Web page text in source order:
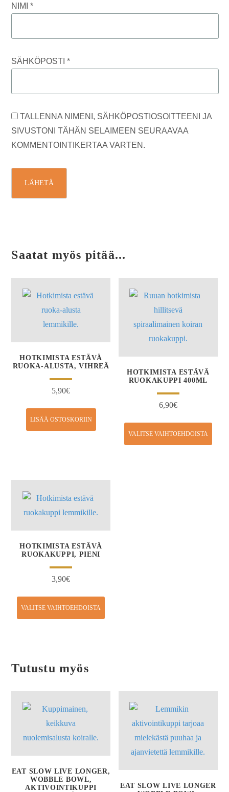
NIMI*
SÄHKÖPOSTI*
TALLENNA NIMENI, SÄHKÖPOSTIOSOITTEENI JA
SIVUSTONI TÄHÄN SELAIMEEN SEURAAVAA
KOMMENTOINTIKERTAA VARTEN.
Saatat myös pitää...
HOTKIMISTA ESTÄVÄ
RUOKA-ALUSTA, VIHREÄ
5,90€
LISÄÄ OSTOSKORIIN
HOTKIMISTA ESTÄVÄ
RUOKAKUPPI 400ML
6,90€
VALITSE VAIHTOEHDOISTA
HOTKIMISTA ESTÄVÄ
RUOKAKUPPI, PIENI
3,90€
VALITSE VAIHTOEHDOISTA
Tutustu myös
EAT SLOW LIVE LONGER,
WOBBLE BOWL,
AKTIVOINTIKUPPI
EAT SLOW LIVE LONGER